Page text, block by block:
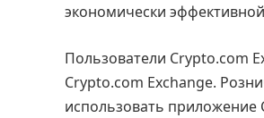
экономически
Пользователи Crypto.com
Crypto.com Exchange.
использовать приложение